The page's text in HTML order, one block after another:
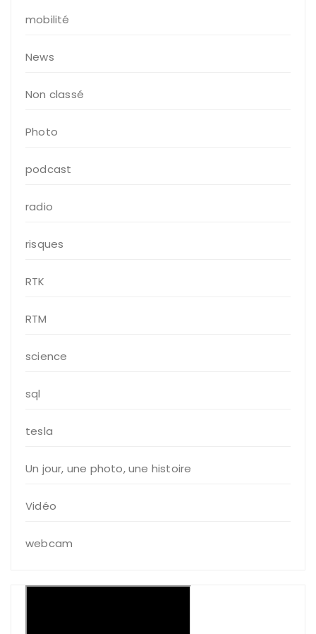
mobilité
News
Non classé
Photo
podcast
radio
risques
RTK
RTM
science
sql
tesla
Un jour, une photo, une histoire
Vidéo
webcam